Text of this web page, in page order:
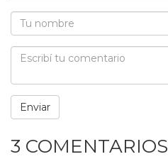
3 COMENTARIOS